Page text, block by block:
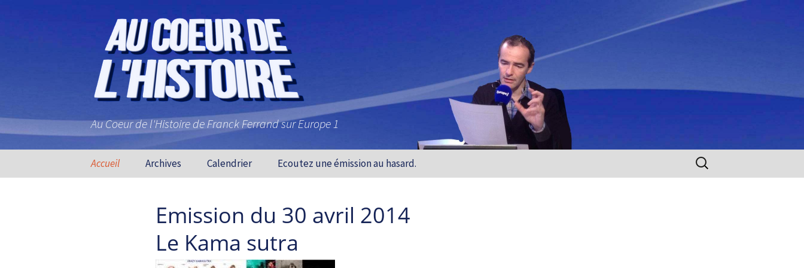
Au Coeur de l'Histoire de Franck Ferrand sur Europe 1
Aller au contenu principal
Accueil Archives Calendrier Ecoutez une émission au hasard. Rechercher :
Emission du 30 avril 2014
Le Kama sutra